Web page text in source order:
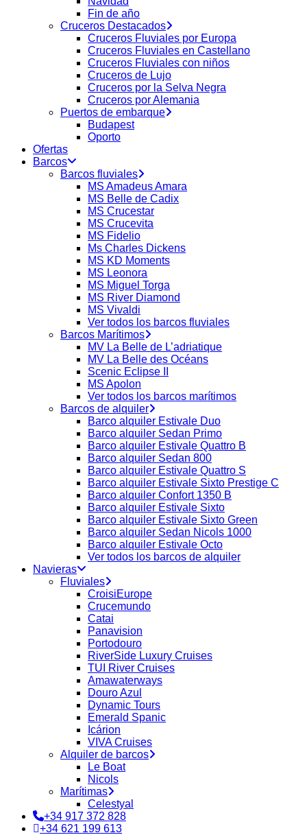
Fin de año
Cruceros Destacados
Cruceros Fluviales por Europa
Cruceros Fluviales en Castellano
Cruceros Fluviales con niños
Cruceros de Lujo
Cruceros por la Selva Negra
Cruceros por Alemania
Puertos de embarque
Budapest
Oporto
Ofertas
Barcos
Barcos fluviales
MS Amadeus Amara
MS Belle de Cadix
MS Crucestar
MS Crucevita
MS Fidelio
Ms Charles Dickens
MS KD Moments
MS Leonora
MS Miguel Torga
MS River Diamond
MS Vivaldi
Ver todos los barcos fluviales
Barcos Marítimos
MV La Belle de L’adriatique
MV La Belle des Océans
Scenic Eclipse II
MS Apolon
Ver todos los barcos marítimos
Barcos de alquiler
Barco alquiler Estivale Duo
Barco alquiler Sedan Primo
Barco alquiler Estivale Quattro B
Barco alquiler Sedan 800
Barco alquiler Estivale Quattro S
Barco alquiler Estivale Sixto Prestige C
Barco alquiler Confort 1350 B
Barco alquiler Estivale Sixto
Barco alquiler Estivale Sixto Green
Barco alquiler Sedan Nicols 1000
Barco alquiler Estivale Octo
Ver todos los barcos de alquiler
Navieras
Fluviales
CroisiEurope
Crucemundo
Catai
Panavision
Portodouro
RiverSide Luxury Cruises
TUI River Cruises
Amawaterways
Douro Azul
Dynamic Tours
Emerald Spanic
Icárion
VIVA Cruises
Alquiler de barcos
Le Boat
Nicols
Marítimas
Celestyal
+34 917 372 828
+34 621 199 613